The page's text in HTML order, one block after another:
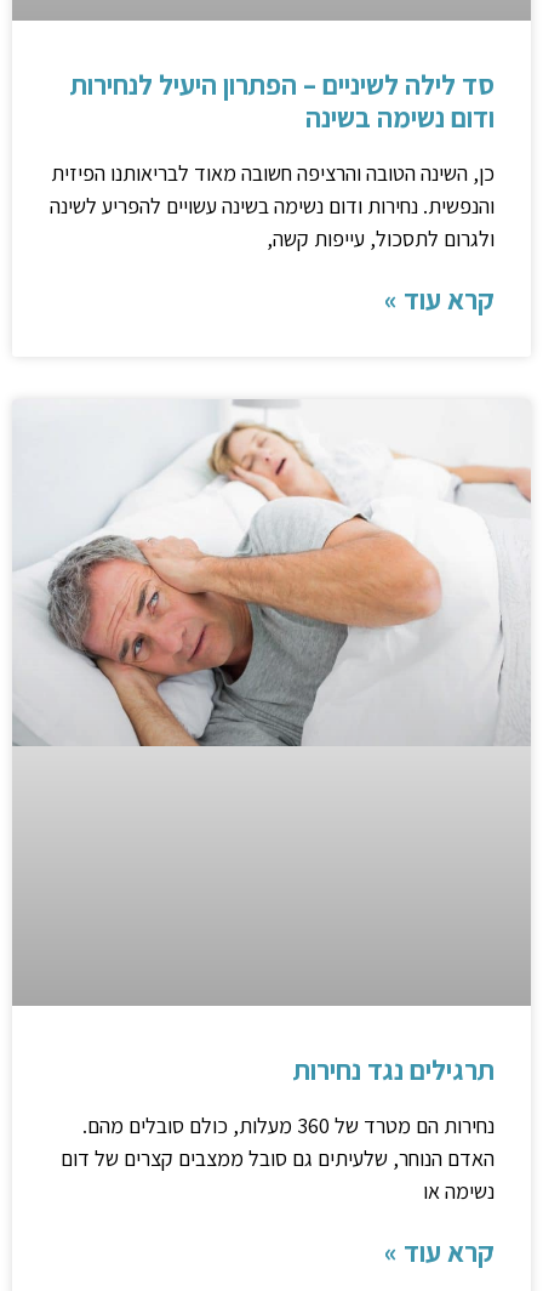
סד לילה לשיניים – הפתרון היעיל לנחירות
ודום נשימה בשינה
כן, השינה הטובה והרציפה חשובה מאוד לבריאותנו הפיזית
והנפשית. נחירות ודום נשימה בשינה עשויים להפריע לשינה
ולגרום לתסכול, עייפות קשה,
קרא עוד »
תרגילים נגד נחירות
נחירות הם מטרד של 360 מעלות, כולם סובלים מהם.
האדם הנוחר, שלעיתים גם סובל ממצבים קצרים של דום
נשימה או
קרא עוד »